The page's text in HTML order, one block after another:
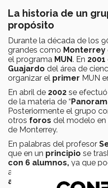
La historia de un
propósito
Durante la década de los
grandes como Monterrey
el programa MUN. En 2001
Guajardo del área de
organizar el primer MUN
En abril de 2002 se
de la materia de “
Posteriormente el grupo
otros foros del modelo en
de Monterrey.
En palabras del profesor
que en un principio se
con 6 alumnos, ya que
ahora es algo a lo que
alumnos
cuando entran a